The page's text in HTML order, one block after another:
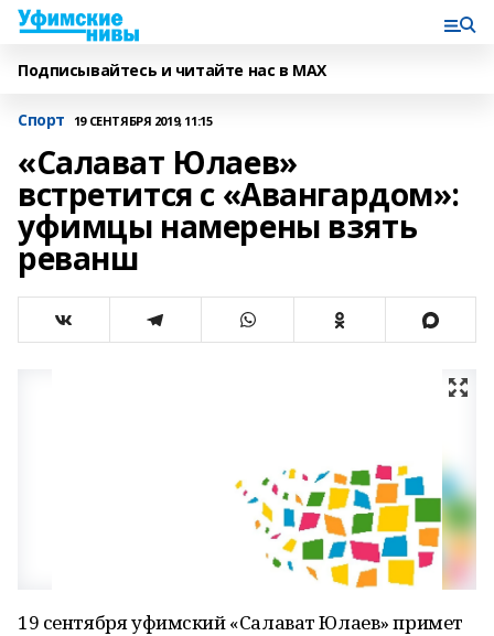
Подписывайтесь и читайте нас в MAX
Спорт 19 СЕНТЯБРЯ 2019, 11:15
«Салават Юлаев»
встретится с «Авангардом»:
уфимцы намерены взять
реванш
19 сентября уфимский «Салават Юлаев» примет